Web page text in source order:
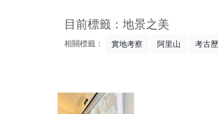
目前標籤：地景之美
相關標籤： 實地考察 阿里山 考古